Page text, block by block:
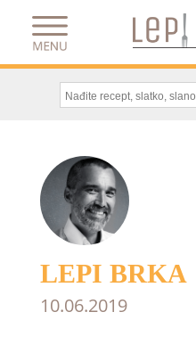
LEPI BRKA
10.06.2019